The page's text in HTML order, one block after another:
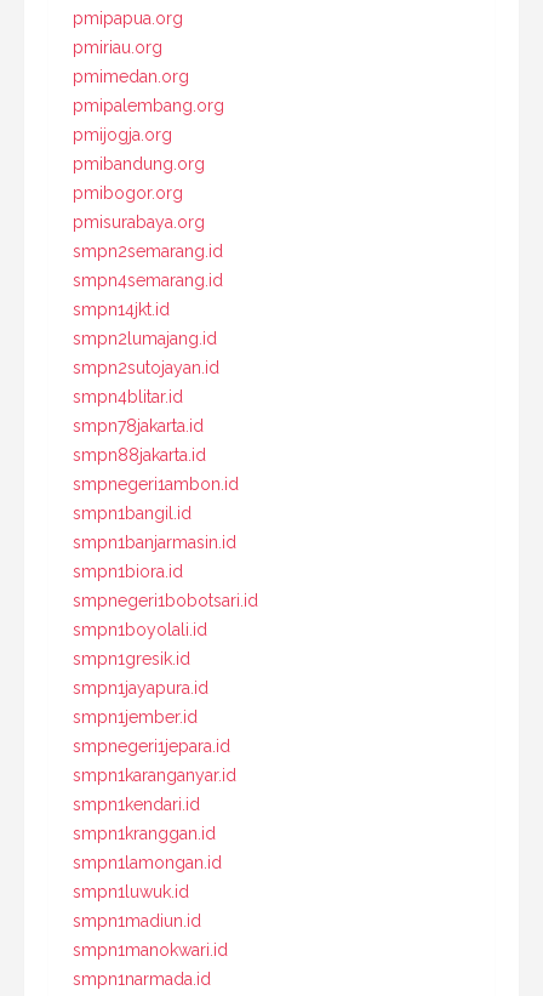
pmipapua.org
pmiriau.org
pmimedan.org
pmipalembang.org
pmijogja.org
pmibandung.org
pmibogor.org
pmisurabaya.org
smpn2semarang.id
smpn4semarang.id
smpn14jkt.id
smpn2lumajang.id
smpn2sutojayan.id
smpn4blitar.id
smpn78jakarta.id
smpn88jakarta.id
smpnegeri1ambon.id
smpn1bangil.id
smpn1banjarmasin.id
smpn1biora.id
smpnegeri1bobotsari.id
smpn1boyolali.id
smpn1gresik.id
smpn1jayapura.id
smpn1jember.id
smpnegeri1jepara.id
smpn1karanganyar.id
smpn1kendari.id
smpn1kranggan.id
smpn1lamongan.id
smpn1luwuk.id
smpn1madiun.id
smpn1manokwari.id
smpn1narmada.id